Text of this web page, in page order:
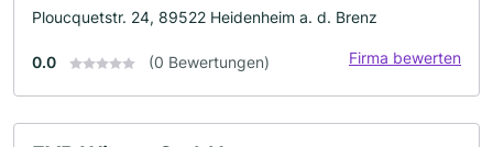
Ploucquetstr. 24, 89522 Heidenheim a. d. Brenz
0.0 (0 Bewertungen) Firma bewerten